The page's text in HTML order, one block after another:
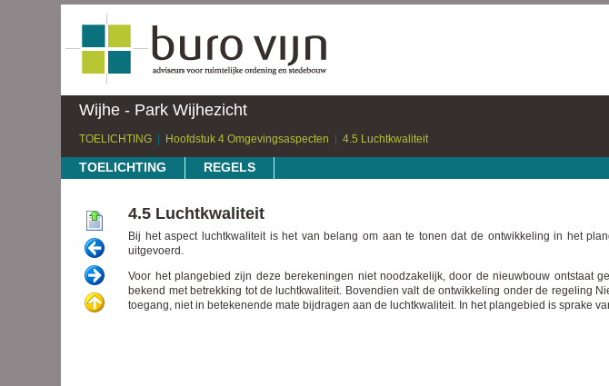
Wijhe - Park Wijhezicht
TOELICHTING Hoofdstuk 4 Omgevingsaspecten 4.5 Luchtkwaliteit
TOELICHTING REGELS
4.5 Luchtkwaliteit
Bij het aspect luchtkwaliteit is het van belang om aan te tonen dat de ontwikkeling in het
uitgevoerd.
Voor het plangebied zijn deze berekeningen niet noodzakelijk, door de nieuwbouw ontstaat
bekend met betrekking tot de luchtkwaliteit. Bovendien valt de ontwikkeling onder de regeling
toegang, niet in betekenende mate bijdragen aan de luchtkwaliteit. In het plangebied is sprake